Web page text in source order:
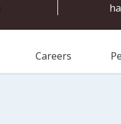
Careers